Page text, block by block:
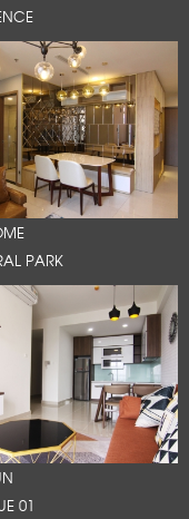
PARK
01